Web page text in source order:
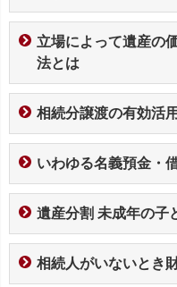
立場によって遺産の
法とは
相続分譲渡の有効活用
いわゆる名義預金・
遺産分割 未成年の子
相続人がいないとき